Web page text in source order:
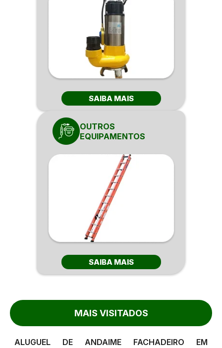
SAIBA MAIS
OUTROS
EQUIPAMENTOS
SAIBA MAIS
MAIS VISITADOS
ALUGUEL DE ANDAIME FACHADEIRO EM